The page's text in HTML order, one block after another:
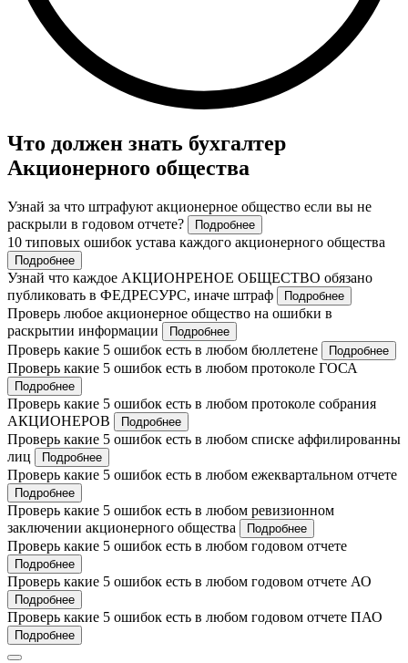
Что должен знать бухгалтер
Акционерного общества
Узнай за что штрафуют акционерное общество если вы не
раскрыли в годовом отчете?
Подробнее
10 типовых ошибок устава каждого акционерного общества
Подробнее
Узнай что каждое АКЦИОНРЕНОЕ ОБЩЕСТВО обязано
публиковать в ФЕДРЕСУРС, иначе штраф
Подробнее
Проверь любое акционерное общество на ошибки в
раскрытии информации
Подробнее
Проверь какие 5 ошибок есть в любом бюллетене Подробнее
Проверь какие 5 ошибок есть в любом протоколе ГОСА
Подробнее
Проверь какие 5 ошибок есть в любом протоколе собрания
АКЦИОНЕРОВ
Подробнее
Проверь какие 5 ошибок есть в любом списке аффилированны
лиц
Подробнее
Проверь какие 5 ошибок есть в любом ежеквартальном отчете
Подробнее
Проверь какие 5 ошибок есть в любом ревизионном
заключении акционерного общества
Подробнее
Проверь какие 5 ошибок есть в любом годовом отчете
Подробнее
Проверь какие 5 ошибок есть в любом годовом отчете АО
Подробнее
Проверь какие 5 ошибок есть в любом годовом отчете ПАО
Подробнее